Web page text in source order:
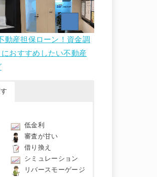
動産担保ローン！資金調
おすすめしたい不動産
低金利
審査が甘い
借り換え
シミュレーション
リバースモーゲージ